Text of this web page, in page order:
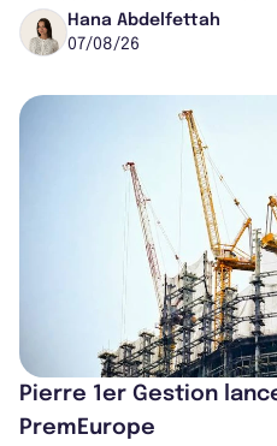
région de Chicago. Entre
Hana Abdelfettah
07/08/26
Pierre 1er Gestion
PremEurope